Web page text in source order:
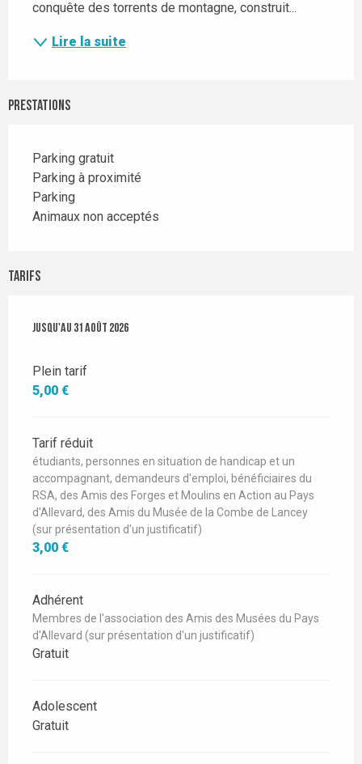
conquête des torrents de montagne, construit...
Lire la suite
Prestations
Parking gratuit
Parking à proximité
Parking
Animaux non acceptés
Tarifs
Du1 juillet 2026 au31 août 2026
Jusqu'au 31 août 2026
Plein tarif
5,00 €
Tarif réduit
étudiants, personnes en situation de handicap et un
accompagnant, demandeurs d'emploi, bénéficiaires du
RSA, des Amis des Forges et Moulins en Action au Pays
d'Allevard, des Amis du Musée de la Combe de Lancey
(sur présentation d'un justificatif)
3,00 €
Adhérent
Membres de l'association des Amis des Musées du Pays
d'Allevard (sur présentation d'un justificatif)
Gratuit
Adolescent
Gratuit